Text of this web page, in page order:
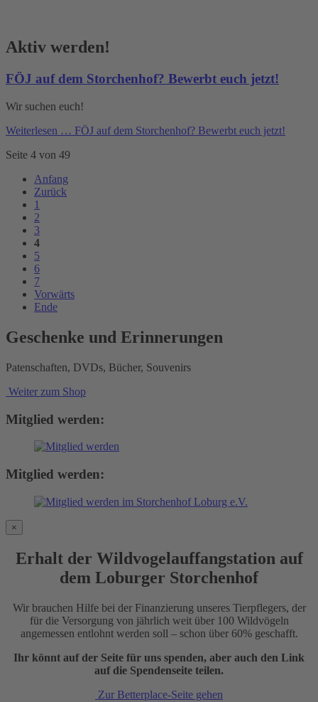
Aktiv werden!
FÖJ auf dem Storchenhof? Bewerbt euch jetzt!
Wir suchen euch!
Weiterlesen … FÖJ auf dem Storchenhof? Bewerbt euch jetzt!
Seite 4 von 49
Anfang
Zurück
1
2
3
4
5
6
7
Vorwärts
Ende
Geschenke und Erinnerungen
Patenschaften, DVDs, Bücher, Souvenirs
Weiter zum Shop
Mitglied werden:
Mitglied werden:
×
Erhalt der Wildvogelauffangstation auf
dem Loburger Storchenhof
Wir brauchen Hilfe bei der Finanzierung unseres Tierpflegers, der
für die Versorgung von jährlich weit über 100 Wildvögeln
angemessen entlohnt werden soll – schon über 60% geschafft.
Ihr könnt auf der Seite für uns spenden, aber auch den Link
auf die Spendenseite teilen.
Zur Betterplace-Seite gehen